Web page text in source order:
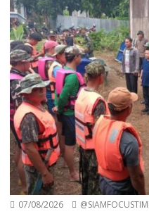
07/08/2026